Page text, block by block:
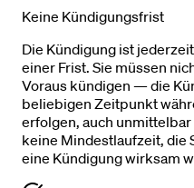
Keine Kündigungsfrist
Die Kündigung ist
einer Frist. Sie müssen
Voraus kündigen — die
beliebigen Zeitpunkt
erfolgen, auch
keine Mindestlaufzeit, die
eine Kündigung wirksam